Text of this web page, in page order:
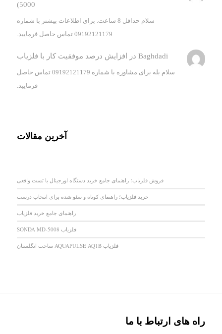
5000)
سلام حداقل 8 ساعت. برای اطلاعات بیشتر با شماره
09192121179 تماس حاصل فرمایید.
Baghdadi در افزایش درصد موفقیت کار با فلزیاب
سلام بله برای مشاوره با شماره 09192121179 تماس حاصل
فرمایید.
آخرین مقالات
فروش فلزیاب؛ راهنمای جامع خرید دستگاه اورجینال با تست واقعی
خرید فلزیاب؛ راهنمای کوتاه و سئو شده برای انتخاب درست
راهنمای جامع خرید فلزیاب
فلزیاب SONDA MD-5008
فلزیاب AQUAPULSE AQ1B ساخت انگلستان
راه های ارتباط با ما